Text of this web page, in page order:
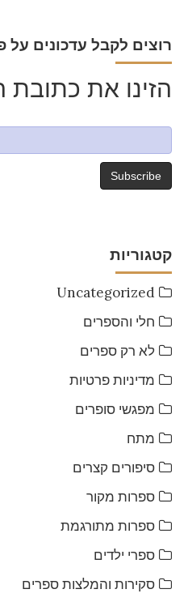
?רוצים לקבל עדכונים
הזינו את כתובת
קטגוריות
Uncategorized
חלי והספרים
לא רק ספרים
מדיניות פרטיות
מפגשי סופרים
מתח
סיפורים קצרים
ספרות מקור
ספרות מתורגמת
ספרי ילדים
סקירות והמלצות ספרים